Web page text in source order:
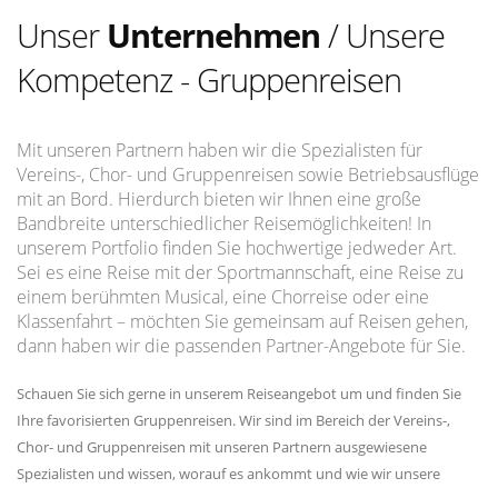
Unser Unternehmen / Unsere
Kompetenz - Gruppenreisen
Mit unseren Partnern haben wir die Spezialisten für
Vereins-, Chor- und Gruppenreisen sowie Betriebsausflüge
mit an Bord. Hierdurch bieten wir Ihnen eine große
Bandbreite unterschiedlicher Reisemöglichkeiten! In
unserem Portfolio finden Sie hochwertige jedweder Art.
Sei es eine Reise mit der Sportmannschaft, eine Reise zu
einem berühmten Musical, eine Chorreise oder eine
Klassenfahrt – möchten Sie gemeinsam auf Reisen gehen,
dann haben wir die passenden Partner-Angebote für Sie.
Schauen Sie sich gerne in unserem Reiseangebot um und finden Sie
Ihre favorisierten Gruppenreisen. Wir sind im Bereich der Vereins-,
Chor- und Gruppenreisen mit unseren Partnern ausgewiesene
Spezialisten und wissen, worauf es ankommt und wie wir unsere